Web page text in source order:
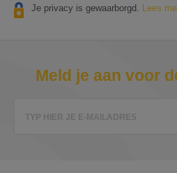
Je privacy is gewaarborgd. Lees
Meld je aan voor
TYP HIER JE E-MAILADRES